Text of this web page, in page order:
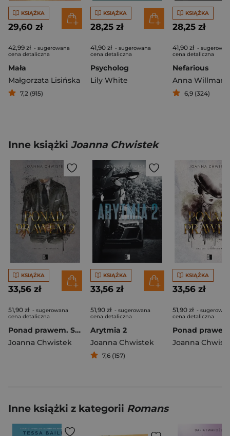
KSIĄŻKA
29,60 zł
42,99 zł - sugerowana
cena detaliczna
Mała
Małgorzata Lisińska
7,2 (915)
KSIĄŻKA
28,25 zł
41,90 zł - sugerowana
cena detaliczna
Psycholog
Lily White
KSIĄŻKA
28,25 zł
41,90 zł -
cena detaliczna
Nefarious
Anna Willman
6,9 (324)
Inne książki Joanna Chwistek
KSIĄŻKA
33,56 zł
51,90 zł - sugerowana
cena detaliczna
Ponad prawem. Straight to Revenge. Tom 2
Joanna Chwistek
KSIĄŻKA
33,56 zł
51,90 zł - sugerowana
cena detaliczna
Arytmia 2
Joanna Chwistek
7,6 (157)
KSIĄŻKA
33,56 zł
51,90 zł -
cena detaliczna
Joanna
Inne książki z kategorii Romans